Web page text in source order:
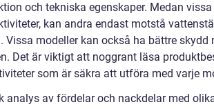
och tekniska egenskaper. Medan
kan andra endast motstå
Vissa modeller kan också ha bättre
Det är viktigt att noggrant läsa
som är säkra att utföra med varje
analys av fördelar och nackdelar med